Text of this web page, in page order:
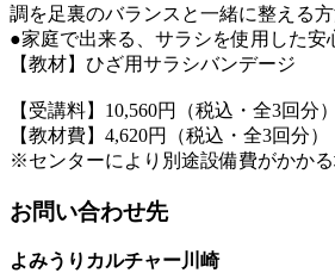
調を足裏のバランスと一緒に整える
●家庭で出来る、サラシを使用した安
【教材】ひざ用サラシバンデージ
【受講料】10,560円（税込・全3回分）
【教材費】4,620円（税込・全3回分）
※センターにより別途設備費がかかる
お問い合わせ先
よみうりカルチャー川崎